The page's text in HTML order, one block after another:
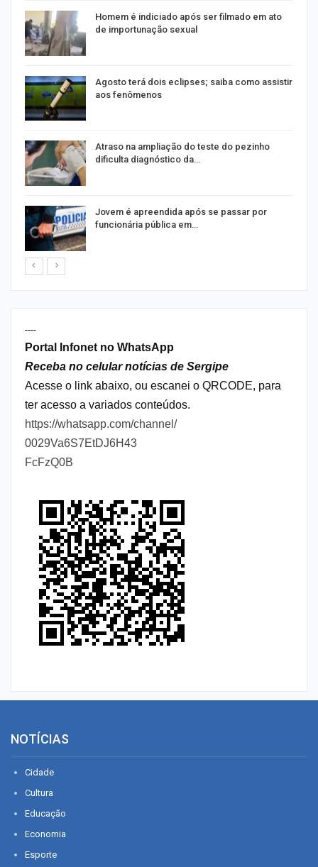
Homem é indiciado após ser filmado em ato
de importunação sexual
Agosto terá dois eclipses; saiba como assistir
aos fenômenos
Atraso na ampliação do teste do pezinho
dificulta diagnóstico da…
Jovem é apreendida após se passar por
funcionária pública em…
----
Portal Infonet no WhatsApp
Receba no celular notícias de Sergipe
Acesse o link abaixo, ou escanei o QRCODE, para
ter acesso a variados conteúdos.
https://whatsapp.com/channel/
0029Va6S7EtDJ6H43
FcFzQ0B
NOTÍCIAS
Cidade
Cultura
Educação
Economia
Esporte